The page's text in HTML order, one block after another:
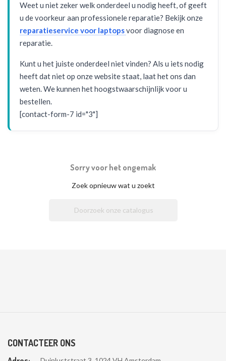
Weet u niet zeker welk onderdeel u nodig heeft, of geeft
u de voorkeur aan professionele reparatie? Bekijk onze
reparatieservice voor laptopsvoor diagnose en
reparatie.
Kunt u het juiste onderdeel niet vinden? Als u iets nodig
heeft dat niet op onze website staat, laat het ons dan
weten. We kunnen het hoogstwaarschijnlijk voor u
bestellen.
[contact-form-7 id="3"]
Sorry voor het ongemak
Zoek opnieuw wat u zoekt
CONTACTEER ONS